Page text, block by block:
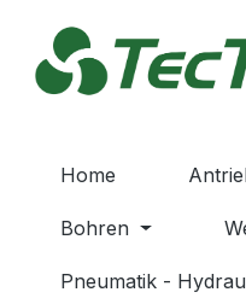
Hauptinhalt springen
Zur Suche springen
Zur Hauptnavigation
Home
Bohren
Pneumatik -